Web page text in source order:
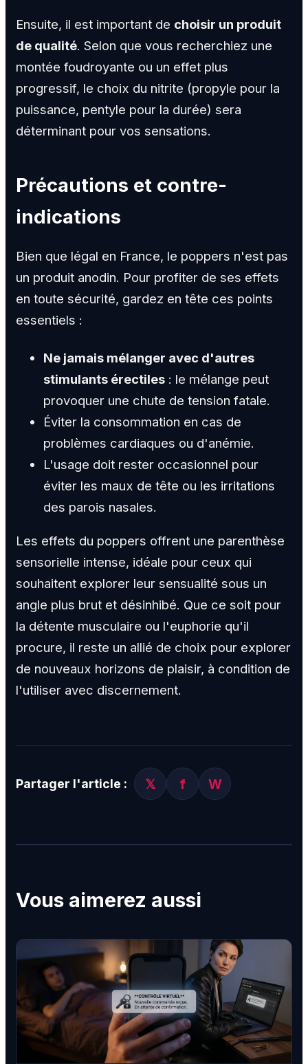
Ensuite, il est important de choisir un produit
de qualité. Selon que vous recherchiez une
montée foudroyante ou un effet plus
progressif, le choix du nitrite (propyle pour la
puissance, pentyle pour la durée) sera
déterminant pour vos sensations.
Précautions et contre-
indications
Bien que légal en France, le poppers n'est pas
un produit anodin. Pour profiter de ses effets
en toute sécurité, gardez en tête ces points
essentiels :
Ne jamais mélanger avec d'autres
stimulants érectiles : le mélange peut
provoquer une chute de tension fatale.
Éviter la consommation en cas de
problèmes cardiaques ou d'anémie.
L'usage doit rester occasionnel pour
éviter les maux de tête ou les irritations
des parois nasales.
Les effets du poppers offrent une parenthèse
sensorielle intense, idéale pour ceux qui
souhaitent explorer leur sensualité sous un
angle plus brut et désinhibé. Que ce soit pour
la détente musculaire ou l'euphorie qu'il
procure, il reste un allié de choix pour explorer
de nouveaux horizons de plaisir, à condition de
l'utiliser avec discernement.
Partager l'article : 𝕏 f W
Vous aimerez aussi